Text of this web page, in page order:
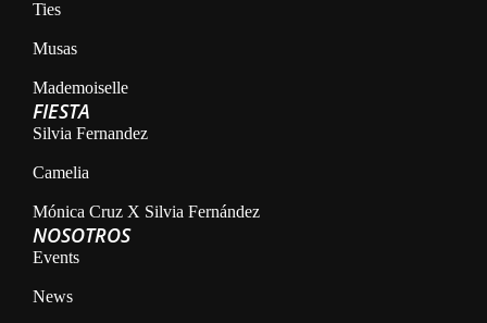
Ties
Musas
Mademoiselle
FIESTA
Silvia Fernandez
Camelia
Mónica Cruz X Silvia Fernández
NOSOTROS
Events
News